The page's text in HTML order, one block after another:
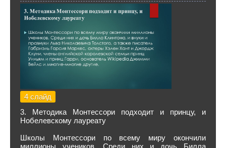
4 слайд
3. Методика Монтессори подходит и принцу, и
Нобелевскому лауреату
Школы Монтессори по всему миру окончили
миллионы учеников. Среди них и дочь Билла